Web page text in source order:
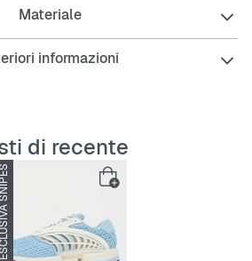
Materiale
informazioni
di recente
ESCLUSIVA SNIPES